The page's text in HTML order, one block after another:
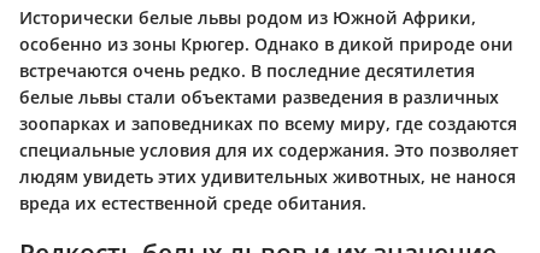
Исторически белые львы родом из Южной Африки,
особенно из зоны Крюгер. Однако в дикой природе они
встречаются очень редко. В последние десятилетия
белые львы стали объектами разведения в различных
зоопарках и заповедниках по всему миру, где создаются
специальные условия для их содержания. Это позволяет
людям увидеть этих удивительных животных, не нанося
вреда их естественной среде обитания.